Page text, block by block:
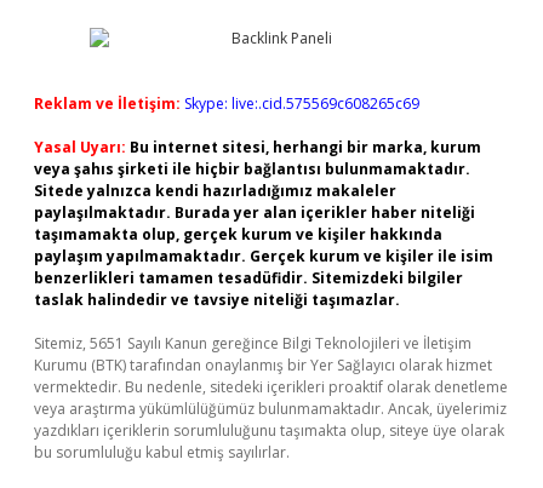
Reklam ve İletişim: Skype: live:.cid.575569c608265c69
Yasal Uyarı: Bu internet sitesi, herhangi bir marka, kurum
veya şahıs şirketi ile hiçbir bağlantısı bulunmamaktadır.
Sitede yalnızca kendi hazırladığımız makaleler
paylaşılmaktadır. Burada yer alan içerikler haber niteliği
taşımamakta olup, gerçek kurum ve kişiler hakkında
paylaşım yapılmamaktadır. Gerçek kurum ve kişiler ile isim
benzerlikleri tamamen tesadüfidir. Sitemizdeki bilgiler
taslak halindedir ve tavsiye niteliği taşımazlar.
Sitemiz, 5651 Sayılı Kanun gereğince Bilgi Teknolojileri ve İletişim
Kurumu (BTK) tarafından onaylanmış bir Yer Sağlayıcı olarak hizmet
vermektedir. Bu nedenle, sitedeki içerikleri proaktif olarak denetleme
veya araştırma yükümlülüğümüz bulunmamaktadır. Ancak, üyelerimiz
yazdıkları içeriklerin sorumluluğunu taşımakta olup, siteye üye olarak
bu sorumluluğu kabul etmiş sayılırlar.